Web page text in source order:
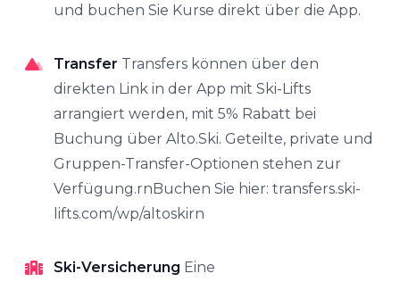
und buchen Sie Kurse direkt über die App.
Transfer Transfers können über den
direkten Link in der App mit Ski-Lifts
arrangiert werden, mit 5% Rabatt bei
Buchung über Alto.Ski. Geteilte, private und
Gruppen-Transfer-Optionen stehen zur
Verfügung.rnBuchen Sie hier: transfers.ski-
lifts.com/wp/altoskirn
Ski-Versicherung Eine